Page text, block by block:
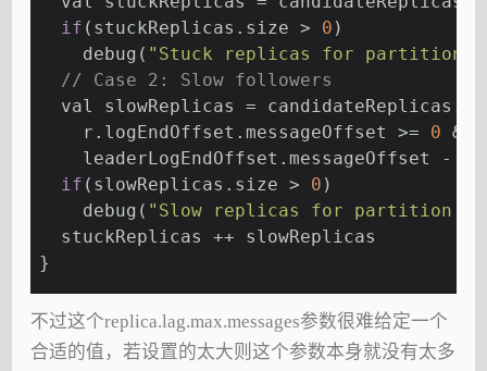
if (stuckReplicas.size > 0 )
    debug(
"Stuck replicas for partition
// Case 2: Slow followers
val slowReplicas =
    r.logEndOffset.messageOffset >=
0 &&
leaderLogEndOffset.messageOffset -
if (slowReplicas.size > 0 )
    debug(
"Slow replicas for partition
  stuckReplicas ++ slowReplicas
}
不过这个replica.lag.max.messages参数很难给定一个
合适的值，若设置的太大则这个参数本身就没有太多